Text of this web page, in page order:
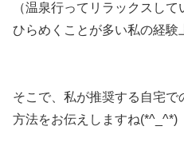
（温泉行ってリラックスして
ひらめくことが多い私の経験
そこで、私が推奨する自宅で
方法をお伝えしますね(*^_^*)